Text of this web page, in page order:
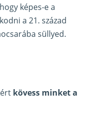
képes-e a
a 21. század
süllyed.
kövess minket a